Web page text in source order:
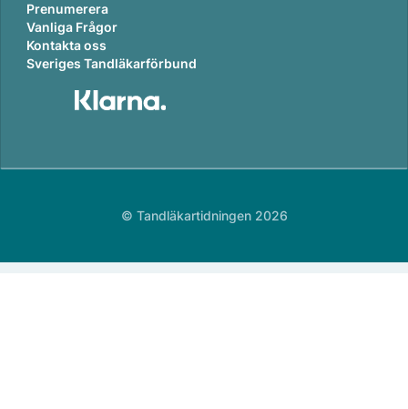
Prenumerera
Vanliga Frågor
Kontakta oss
Sveriges Tandläkarförbund
© Tandläkartidningen 2026